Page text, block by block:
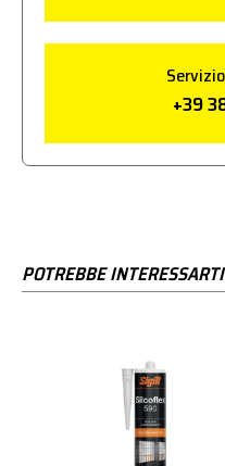
+39
POTREBBE INTERESSARTI